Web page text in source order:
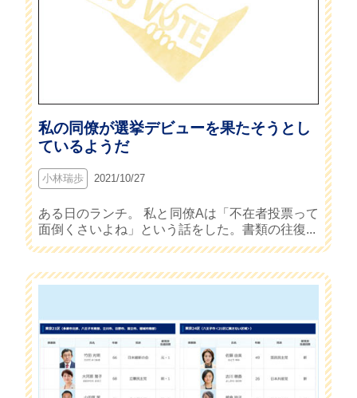
私の同僚が選挙デビューを果たそうとし
ているようだ
小林瑞歩 2021/10/27
ある日のランチ。 私と同僚Aは「不在者投票って
面倒くさいよね」という話をした。書類の往復...